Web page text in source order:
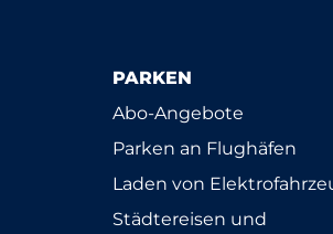
PARKEN
Abo-Angebote
Parken an Flughäfen
Laden von
Städtereisen und